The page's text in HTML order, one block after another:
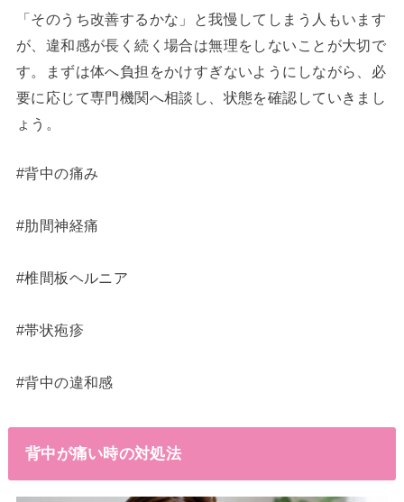
「そのうち改善するかな」と我慢してしまう人もいます
が、違和感が長く続く場合は無理をしないことが大切で
す。まずは体へ負担をかけすぎないようにしながら、必
要に応じて専門機関へ相談し、状態を確認していきまし
ょう。
#背中の痛み
#肋間神経痛
#椎間板ヘルニア
#帯状疱疹
#背中の違和感
背中が痛い時の対処法